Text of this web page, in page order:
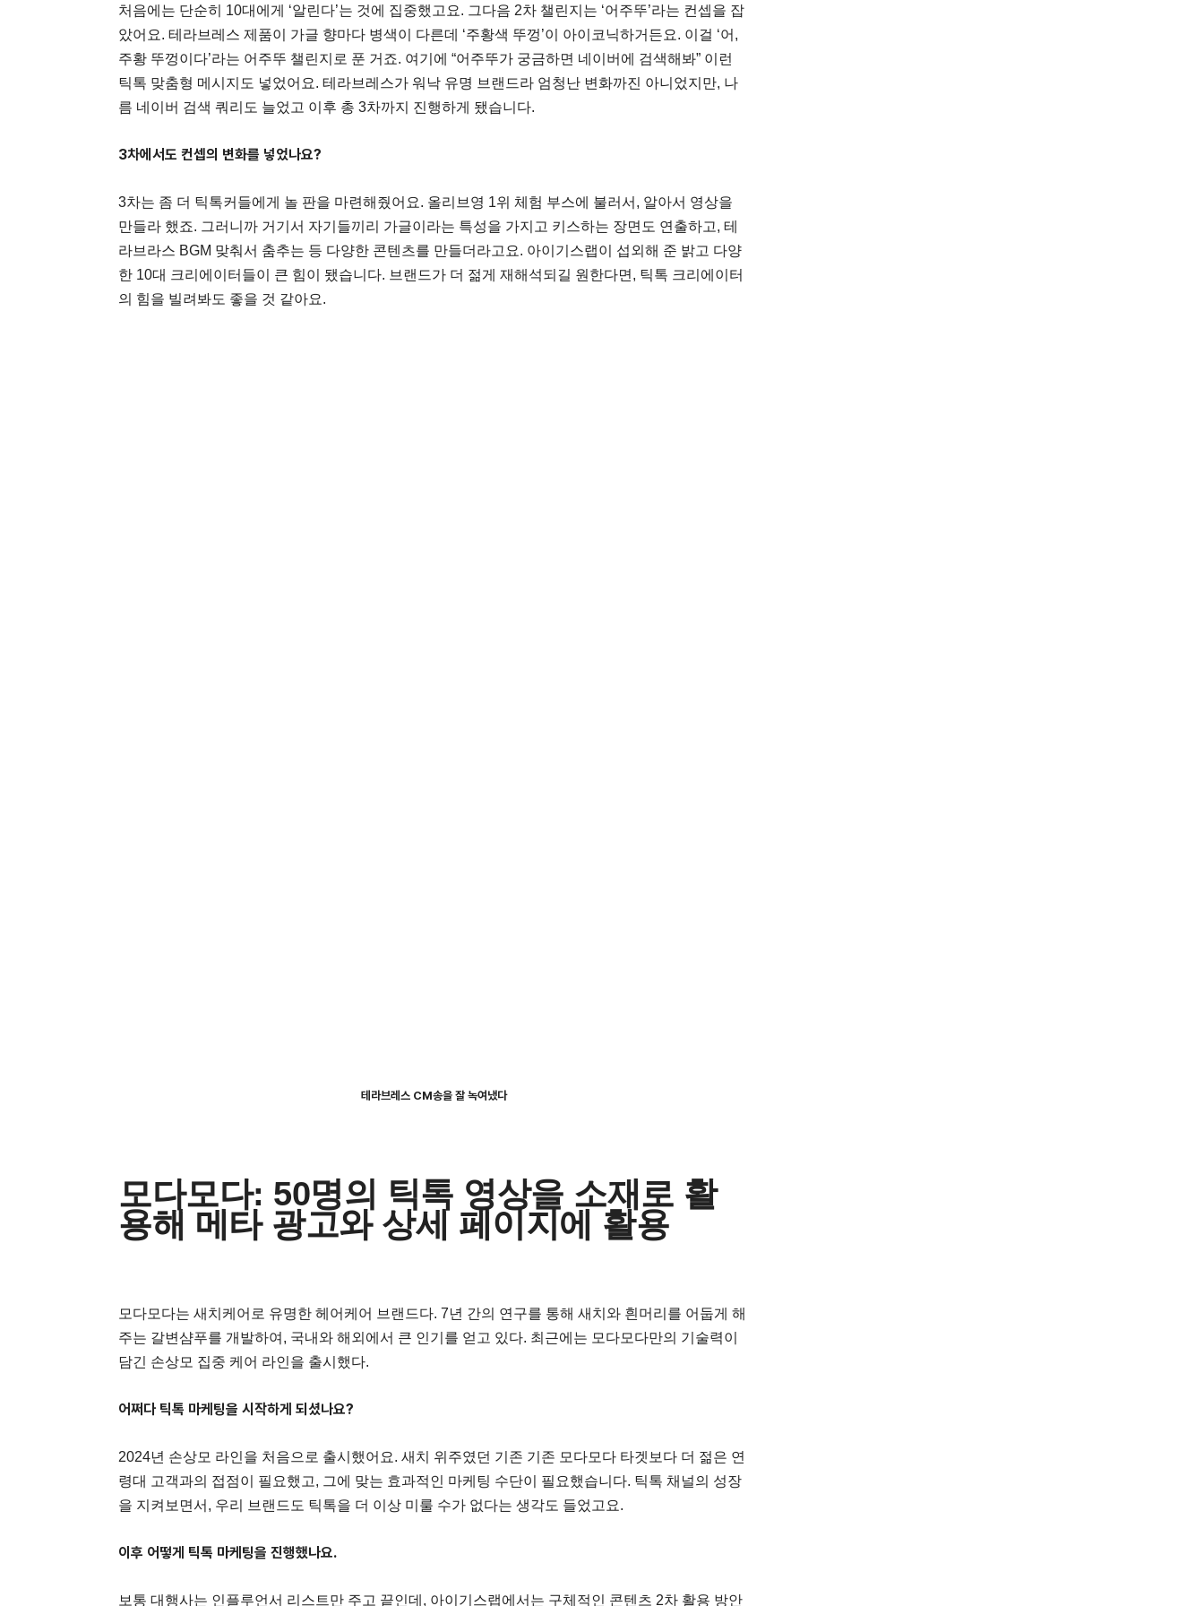
처음에는 단순히 10대에게 ‘알린다’는 것에 집중했고요. 그다음 2차 챌린지는 ‘어주뚜’라는 컨셉을 잡
았어요. 테라브레스 제품이 가글 향마다 병색이 다른데 ‘주황색 뚜껑’이 아이코닉하거든요. 이걸 ‘어,
주황 뚜껑이다’라는 어주뚜 챌린지로 푼 거죠. 여기에 “어주뚜가 궁금하면 네이버에 검색해봐” 이런
틱톡 맞춤형 메시지도 넣었어요. 테라브레스가 워낙 유명 브랜드라 엄청난 변화까진 아니었지만, 나
름 네이버 검색 쿼리도 늘었고 이후 총 3차까지 진행하게 됐습니다.
3차에서도 컨셉의 변화를 넣었나요?
3차는 좀 더 틱톡커들에게 놀 판을 마련해줬어요. 올리브영 1위 체험 부스에 불러서, 알아서 영상을
만들라 했죠. 그러니까 거기서 자기들끼리 가글이라는 특성을 가지고 키스하는 장면도 연출하고, 테
라브라스 BGM 맞춰서 춤추는 등 다양한 콘텐츠를 만들더라고요. 아이기스랩이 섭외해 준 밝고 다양
한 10대 크리에이터들이 큰 힘이 됐습니다. 브랜드가 더 젊게 재해석되길 원한다면, 틱톡 크리에이터
의 힘을 빌려봐도 좋을 것 같아요.
테라브레스 CM송을 잘 녹여냈다
모다모다: 50명의 틱톡 영상을 소재로 활
용해 메타 광고와 상세 페이지에 활용
모다모다는 새치케어로 유명한 헤어케어 브랜드다. 7년 간의 연구를 통해 새치와 흰머리를 어둡게 해
주는 갈변샴푸를 개발하여, 국내와 해외에서 큰 인기를 얻고 있다. 최근에는 모다모다만의 기술력이
담긴 손상모 집중 케어 라인을 출시했다.
어쩌다 틱톡 마케팅을 시작하게 되셨나요?
2024년 손상모 라인을 처음으로 출시했어요. 새치 위주였던 기존 기존 모다모다 타겟보다 더 젊은 연
령대 고객과의 접점이 필요했고, 그에 맞는 효과적인 마케팅 수단이 필요했습니다. 틱톡 채널의 성장
을 지켜보면서, 우리 브랜드도 틱톡을 더 이상 미룰 수가 없다는 생각도 들었고요.
이후 어떻게 틱톡 마케팅을 진행했나요.
보통 대행사는 인플루언서 리스트만 주고 끝인데, 아이기스랩에서는 구체적인 콘텐츠 2차 활용 방안